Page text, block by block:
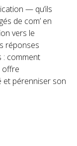
— qu’ils
de com’ en
vers le
réponses
: comment
offre
et pérenniser son